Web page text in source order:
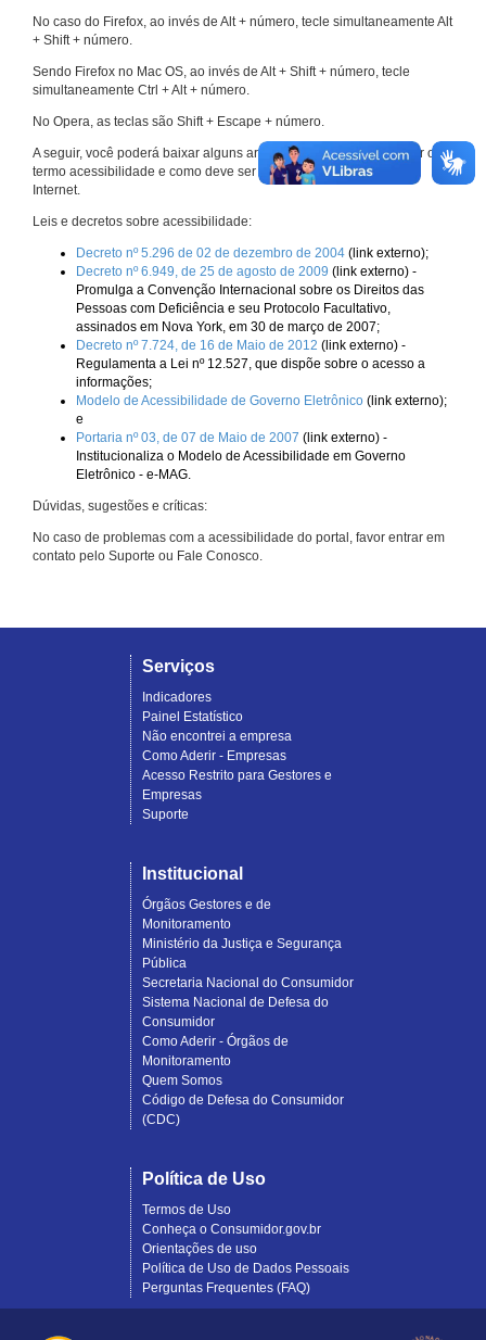
No caso do Firefox, ao invés de Alt + número, tecle simultaneamente Alt
+ Shift + número.
Sendo Firefox no Mac OS, ao invés de Alt + Shift + número, tecle
simultaneamente Ctrl + Alt + número.
No Opera, as teclas são Shift + Escape + número.
A seguir, você poderá baixar alguns arquivos que explicam melhor o
termo acessibilidade e como deve ser implementado nos sites da
Internet.
Leis e decretos sobre acessibilidade:
Decreto nº 5.296 de 02 de dezembro de 2004 (link externo);
Decreto nº 6.949, de 25 de agosto de 2009 (link externo) -
Promulga a Convenção Internacional sobre os Direitos das
Pessoas com Deficiência e seu Protocolo Facultativo,
assinados em Nova York, em 30 de março de 2007;
Decreto nº 7.724, de 16 de Maio de 2012 (link externo) -
Regulamenta a Lei nº 12.527, que dispõe sobre o acesso a
informações;
Modelo de Acessibilidade de Governo Eletrônico (link externo);
e
Portaria nº 03, de 07 de Maio de 2007 (link externo) -
Institucionaliza o Modelo de Acessibilidade em Governo
Eletrônico - e-MAG.
Dúvidas, sugestões e críticas:
No caso de problemas com a acessibilidade do portal, favor entrar em
contato pelo Suporte ou Fale Conosco.
Serviços
Indicadores
Painel Estatístico
Não encontrei a empresa
Como Aderir - Empresas
Acesso Restrito para Gestores e
Empresas
Suporte
Institucional
Órgãos Gestores e de
Monitoramento
Ministério da Justiça e Segurança
Pública
Secretaria Nacional do Consumidor
Sistema Nacional de Defesa do
Consumidor
Como Aderir - Órgãos de
Monitoramento
Quem Somos
Código de Defesa do Consumidor
(CDC)
Política de Uso
Termos de Uso
Conheça o Consumidor.gov.br
Orientações de uso
Política de Uso de Dados Pessoais
Perguntas Frequentes (FAQ)